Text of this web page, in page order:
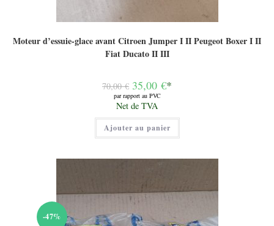
Moteur d’essuie-glace avant Citroen Jumper I II Peugeot Boxer I II
Fiat Ducato II III
70,00€ Le
prix
initial
était :
70,00 €.
35,00 €*
par rapport au PVC
Le
prix
actuel
est :
35,00 €.
Net de TVA
Ajouter au panier
-47%